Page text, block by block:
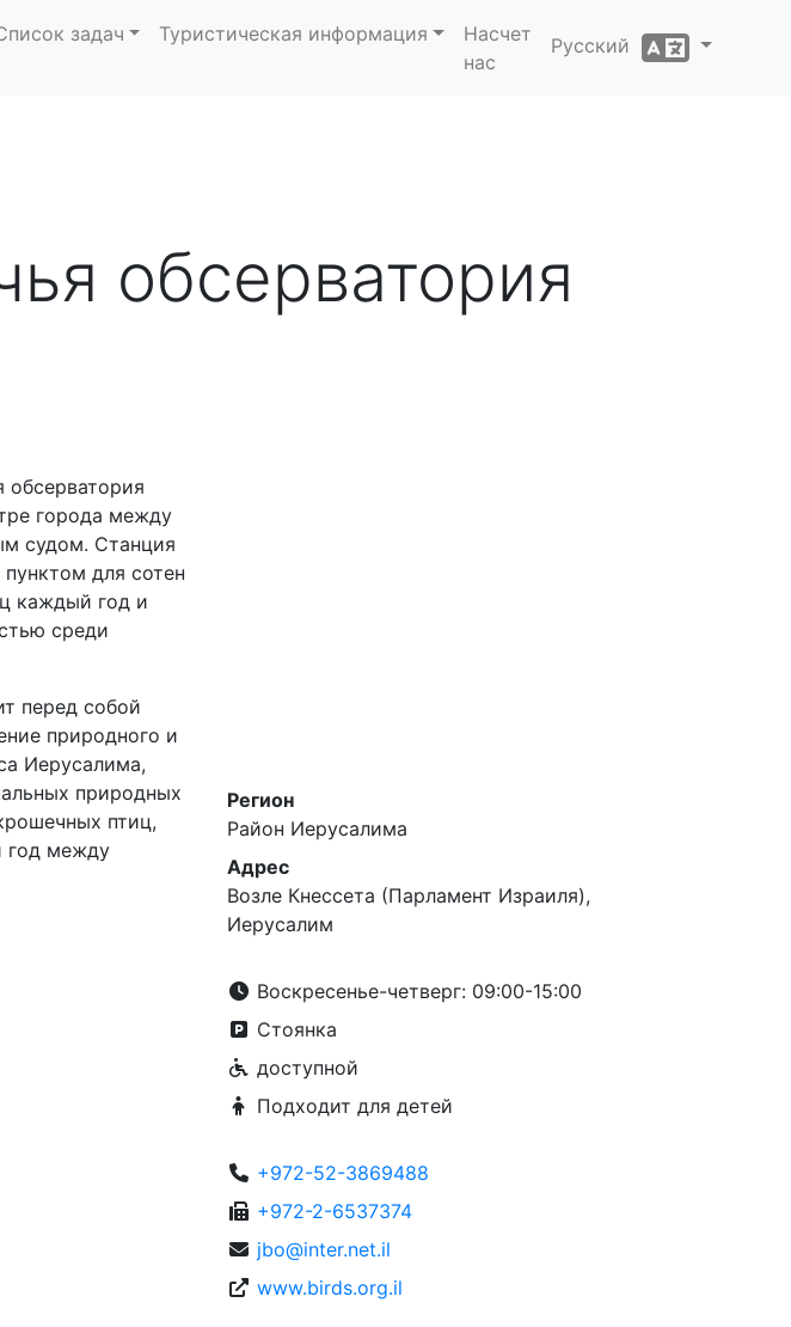
задач Туристическая информация
Насчет
нас
Русский
обсерватория
обсерватория
города между
судом. Станция
для сотен
каждый год и
среди
перед собой
природного и
Иерусалима,
природных
птиц,
между
Регион
Район Иерусалима
Адрес
Возле Кнессета (Парламент Израиля),
Иерусалим
Воскресенье-четверг: 09:00-15:00
Стоянка
доступной
Подходит для детей
+972-52-3869488
+972-2-6537374
jbo@inter.net.il
www.birds.org.il